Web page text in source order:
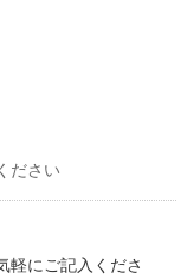
ださい
軽にご記入くださ